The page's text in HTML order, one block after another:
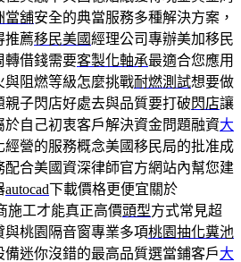
當舖安全的典當服務多種解決方案，
推薦移民美國經理公司專辦美加移民
轉借錢需要客製化軸承最適合您應用
與阻燃等級怎麼挑戰耐燃測試想要做
子閃店好處去與品質要打破閃店讓
自己初衷客戶解決資金問題融資大
經營的服務概念美國移民局的批准成
配合美國資深律師官方網站內幫您建
autocad下載價格更便宜關於
施工才能真正高價頭型方式常見超
桃園隔音窗專業多項桃園抽化糞池
迷你沒錯的最高品質選當鋪客戶大